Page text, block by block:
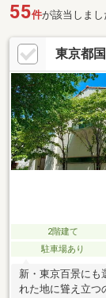
55件が該当しまし
東京都
2階建て
駐車場あり
新・東京百景にも
れた地に聳え立つ